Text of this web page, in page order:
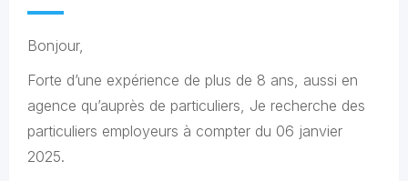
Bonjour,
Forte d’une expérience de plus de 8 ans, aussi en
agence qu’auprès de particuliers, Je recherche des
particuliers employeurs à compter du 06 janvier
2025.